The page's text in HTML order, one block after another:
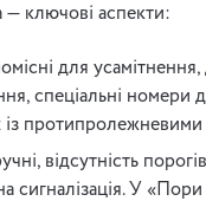
— ключові аспекти:
для усамітнення,
спеціальні номери
протипролежневими
відсутність
сигналізація. У